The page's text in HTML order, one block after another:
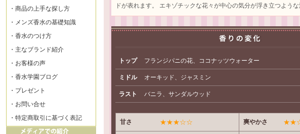
ドが表れます。 エキゾチックな花々が中心の気分が浮き立つような
トップ フランジパニの花、ココナッツウォーター
ミドル オーキッド、ジャスミン
ラスト バニラ、サンダルウッド
甘さ ★★★☆☆ 爽やかさ
・ 商品の上手な探し方
・ メンズ香水の基礎知識
・ 香水のつけ方
・ 主なブランド紹介
・ お客様の声
・ 香水学園ブログ
・ プレゼント
・ お問い合せ
・ 特定商取引に基づく表記